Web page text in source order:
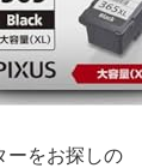
ーをお探しの